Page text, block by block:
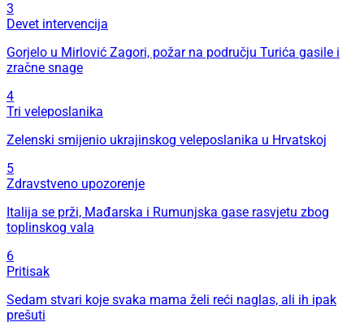
3
Devet intervencija
Gorjelo u Mirlović Zagori, požar na području Turića gasile i
zračne snage
4
Tri veleposlanika
Zelenski smijenio ukrajinskog veleposlanika u Hrvatskoj
5
Zdravstveno upozorenje
Italija se prži, Mađarska i Rumunjska gase rasvjetu zbog
toplinskog vala
6
Pritisak
Sedam stvari koje svaka mama želi reći naglas, ali ih ipak
prešuti